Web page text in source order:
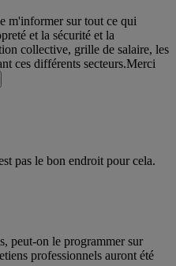
m'informer sur tout ce qui
et la sécurité et la
collective, grille de salaire, les
ces différents secteurs.Merci
pas le bon endroit pour cela.
peut-on le programmer sur
professionnels auront été